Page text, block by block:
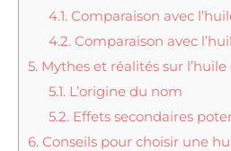
4.1. Comparaison avec
4.2. Comparaison avec
5. Mythes et réalités sur
5.1. L’origine du nom
5.2. Effets secondaires
6. Conseils pour choisir une